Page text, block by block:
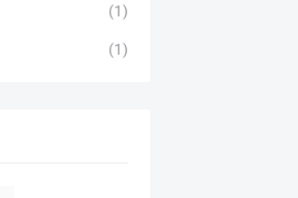
(1)
(1)